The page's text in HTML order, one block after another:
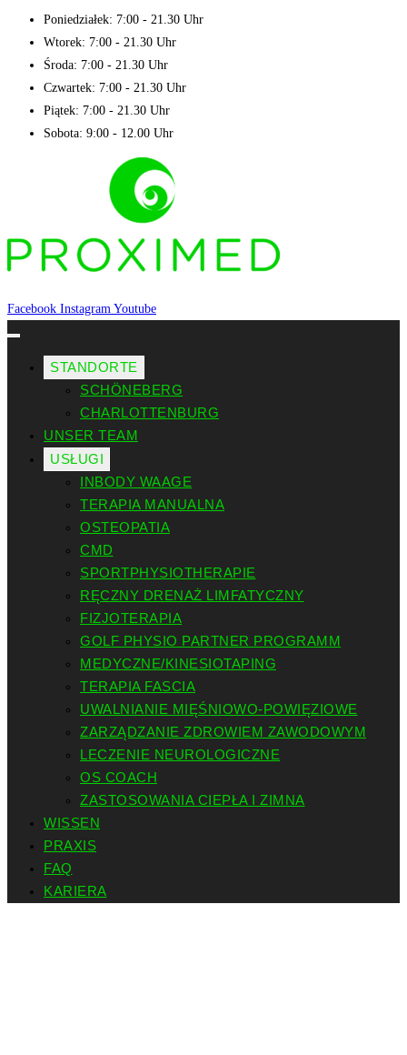
Poniedziałek: 7:00 - 21.30 Uhr
Wtorek: 7:00 - 21.30 Uhr
Środa: 7:00 - 21.30 Uhr
Czwartek: 7:00 - 21.30 Uhr
Piątek: 7:00 - 21.30 Uhr
Sobota: 9:00 - 12.00 Uhr
Facebook Instagram Youtube
STANDORTE
SCHÖNEBERG
CHARLOTTENBURG
UNSER TEAM
USŁUGI
INBODY WAAGE
TERAPIA MANUALNA
OSTEOPATIA
CMD
SPORTPHYSIOTHERAPIE
RĘCZNY DRENAŻ LIMFATYCZNY
FIZJOTERAPIA
GOLF PHYSIO PARTNER PROGRAMM
MEDYCZNE/KINESIOTAPING
TERAPIA FASCIA
UWALNIANIE MIĘŚNIOWO-POWIĘZIOWE
ZARZĄDZANIE ZDROWIEM ZAWODOWYM
LECZENIE NEUROLOGICZNE
OS COACH
ZASTOSOWANIA CIEPŁA I ZIMNA
WISSEN
PRAXIS
FAQ
KARIERA